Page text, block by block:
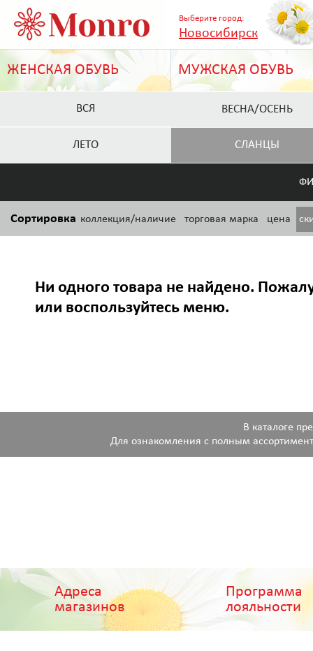
Выберите город:
Новосибирск
ЖЕНСКАЯ ОБУВЬ МУЖСКАЯ ОБУВЬ
ВСЯ ВЕСНА/ОСЕНЬ
ЛЕТО СЛАНЦЫ
Сортировка коллекция/наличие торговая марка цена
Ни одного товара не найдено.
или воспользуйтесь меню.
В каталоге
Для ознакомления с полным
Адреса
магазинов
Программа
лояльности